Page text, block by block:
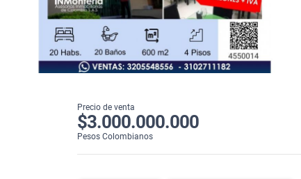
Precio de venta
$3.000.000.000
Pesos Colombianos